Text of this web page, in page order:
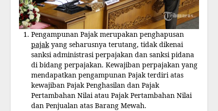
Pengampunan Pajak merupakan penghapusan
pajakyang seharusnya terutang, tidak dikenai
sanksi administrasi perpajakan dan sanksi pidana
di bidang perpajakan. Kewajiban perpajakan yang
mendapatkan pengampunan Pajak terdiri atas
kewajiban Pajak Penghasilan dan Pajak
Pertambahan Nilai atau Pajak Pertambahan Nilai
dan Penjualan atas Barang Mewah.